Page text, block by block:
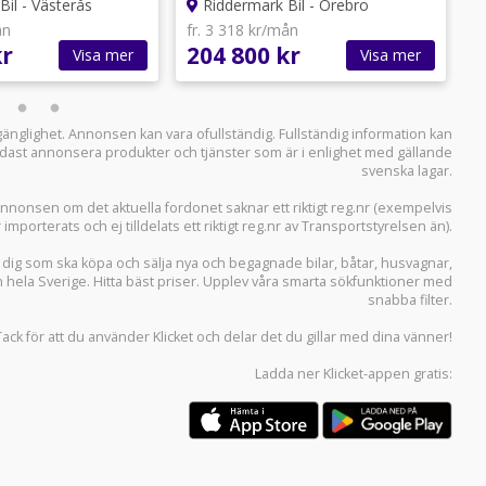
- Västerås
Visa mer
Riddermark Bil - Örebro
fr. 3 318 kr/mån
204 800 kr Visa mer
Annonsen kan vara ofullständig. Fullständig information kan
annonsera produkter och tjänster som är i enlighet med gällande
svenska lagar.
om det aktuella fordonet saknar ett riktigt reg.nr (exempelvis
och ej tilldelats ett riktigt reg.nr av Transportstyrelsen än).
som ska köpa och sälja nya och begagnade bilar, båtar, husvagnar,
Sverige. Hitta bäst priser. Upplev våra smarta sökfunktioner med
snabba filter.
för att du använder Klicket och delar det du gillar med dina vänner!
Ladda ner Klicket-appen gratis: